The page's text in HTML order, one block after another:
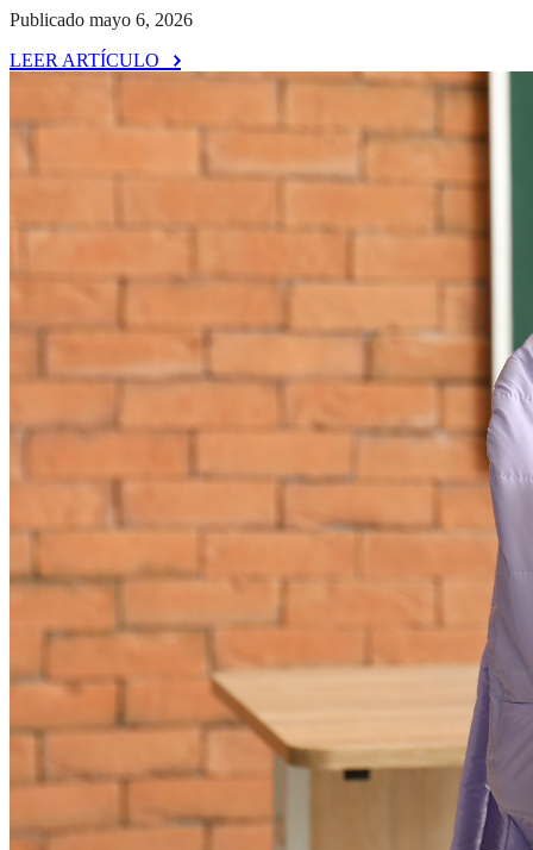
Publicado mayo 6, 2026
LEER ARTÍCULO